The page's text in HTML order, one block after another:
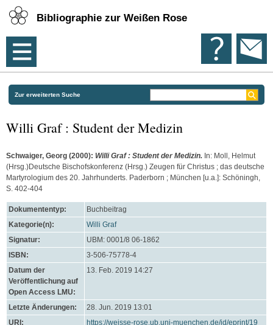
Bibliographie zur Weißen Rose
Zur erweiterten Suche
Willi Graf : Student der Medizin
Schwaiger, Georg (2000): Willi Graf : Student der Medizin. In: Moll, Helmut
(Hrsg.)Deutsche Bischofskonferenz (Hrsg.) Zeugen für Christus ; das deutsche
Martyrologium des 20. Jahrhunderts. Paderborn ; München [u.a.]: Schöningh,
S. 402-404
Dokumententyp:
Buchbeitrag
Kategorie(n):
Willi Graf
Signatur:
UBM: 0001/8 06-1862
ISBN:
3-506-75778-4
Datum der
Veröffentlichung auf
Open Access LMU:
13. Feb. 2019 14:27
Letzte Änderungen:
28. Jun. 2019 13:01
URI:
https://weisse-rose.ub.uni-muenchen.de/id/eprint/19